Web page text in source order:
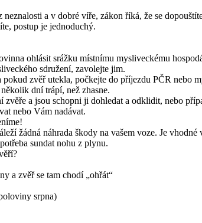
a v dobré víře, zákon říká, že se
postup je jednoduchý.
ohlásit srážku místnímu mysliveckému
sdružení, zavolejte jim.
zvěř utekla, počkejte do příjezdu PČR nebo
dní trápí, než zhasne.
a jsou schopni ji dohledat a odklidit, nebo
nebo Vám nadávat.
žádná náhrada škody na vašem voze. Je
sundat nohu z plynu.
a zvěř se tam chodí „ohřát“
srpna)